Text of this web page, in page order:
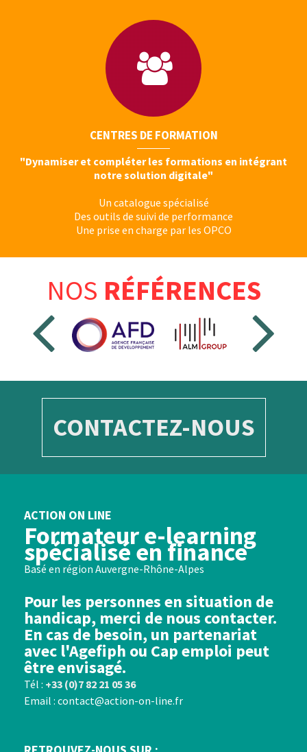
CENTRES DE FORMATION
"Dynamiser et compléter les formations en intégrant
notre solution digitale"
Un catalogue spécialisé
Des outils de suivi de performance
Une prise en charge par les OPCO
NOS RÉFÉRENCES
CONTACTEZ-NOUS
ACTION ON LINE
Formateur e-learning
spécialisé en finance
Basé en région Auvergne-Rhône-Alpes
Pour les personnes en situation de
handicap, merci de nous contacter.
En cas de besoin, un partenariat
avec l'Agefiph ou Cap emploi peut
être envisagé.
Tél : +33 (0)7 82 21 05 36
Email : contact@action-on-line.fr